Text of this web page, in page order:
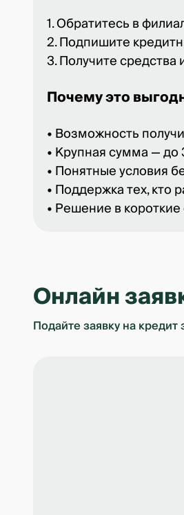
1. Обратитесь в
2. Подпишите
3. Получите
Почему это
• Возможность
• Крупная сумма —
• Понятные условия
• Поддержка тех, кто
• Решение в короткие
Онлайн
Подайте заявку на кредит